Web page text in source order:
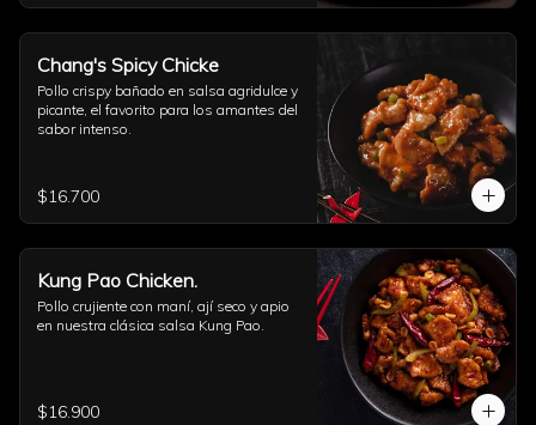
Chang's Spicy Chicke
Pollo crispy bañado en salsa agridulce y
picante, el favorito para los amantes del
sabor intenso.
$16.700
Kung Pao Chicken.
Pollo crujiente con maní, ají seco y apio
en nuestra clásica salsa Kung Pao.
$16.900